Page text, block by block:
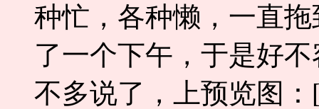
种忙，各种懒，一直
了一个下午，于是好
不多说了，上预览图